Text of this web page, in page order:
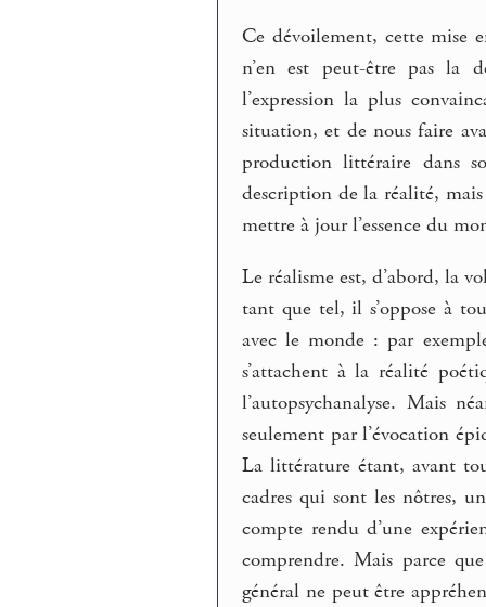
Ce dévoilement, cette mise
n’en est peut-être pas la
l’expression la plus
situation, et de nous faire
production littéraire dans
description de la réalité,
mettre à jour l’essence du
Le réalisme est, d’abord, la
tant que tel, il s’oppose à
avec le monde : par
s’attachent à la réalité
l’autopsychanalyse. Mais
seulement par l’évocation
La littérature étant, avant
cadres qui sont les nôtres,
compte rendu d’une
comprendre. Mais parce
général ne peut être